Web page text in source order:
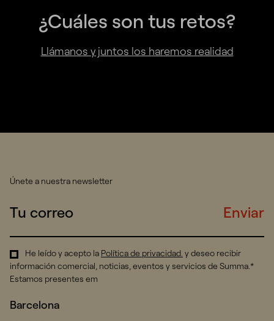
¿Cuáles son tus retos?
Llámanos y juntos los haremos realidad
Únete a nuestra newsletter
Enviar
He leído y acepto la Política de privacidad. y deseo recibir
información comercial, noticias, eventos y servicios de Summa.*
Estamos presentes em
Barcelona